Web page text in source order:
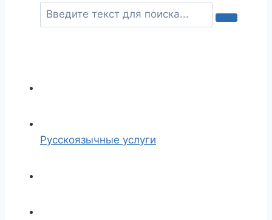
Русскоязычные услуги